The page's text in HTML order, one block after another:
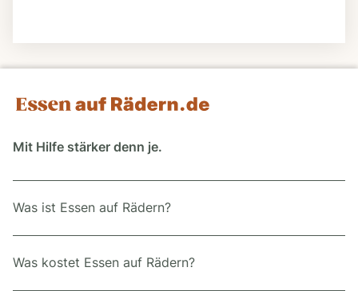
Mit Hilfe stärker denn je.
Was ist Essen auf Rädern?
Was kostet Essen auf Rädern?